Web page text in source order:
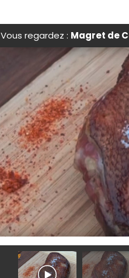
Vous regardez : Magret de